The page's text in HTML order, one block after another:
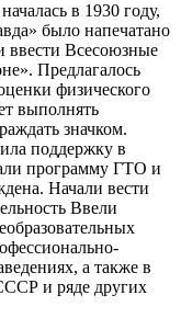
в 1930 году,
было напечатано
ввести Всесоюзные
Предлагалось
физического
выполнять
значком.
поддержку в
программу ГТО и
Начали вести
Ввели
а также в
и ряде других